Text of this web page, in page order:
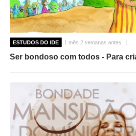
ESTUDOS DO IDE 1 mês 2 semanas antes
Ser bondoso com todos - Para